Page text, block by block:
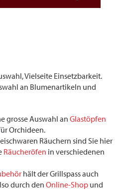
Vielseite Einsetzbarkeit.
an Blumenartikeln und
grosse Auswahl an Glastöpfen
Orchideen.
Räuchern sind Sie hier
Räucheröfen in verschiedenen
hält der Grillspass auch
durch den Online-Shop und